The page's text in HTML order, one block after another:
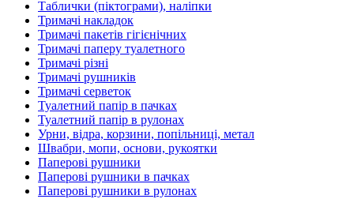
Таблички (піктограми), наліпки
Тримачі накладок
Тримачі пакетів гігієнічних
Тримачі паперу туалетного
Тримачі різні
Тримачі рушників
Тримачі серветок
Туалетний папір в пачках
Туалетний папір в рулонах
Урни, відра, корзини, попільниці, метал
Швабри, мопи, основи, рукоятки
Паперові рушники
Паперові рушники в пачках
Паперові рушники в рулонах